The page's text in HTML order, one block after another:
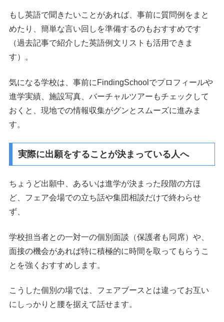
もし英語で聞きたいことがあれば、事前に質問例をまと
めたり、簡単な言い回しを準備するのもおすすめです
（過去記事で紹介した英語例文リストも活用できま
す）。
気になる学校は、事前にFindingSchoolでプロフィールや
進学実績、施設写真、バーチャルツアーもチェックして
おくと、現地での情報収集がグンとスムーズに進みま
す。
実際に出願をすることが決まっている人へ
ちょうど出願中、あるいは進学が決まった段階の方ほ
ど、フェア会場での立ち話や集団相談だけで終わらせ
ず、
学校担当者との一対一の個別面談（保護者も同席）や、
面接の機会があれば特に積極的に時間を取ってもらうこ
とを強くおすすめします。
こうした個別の場では、フェアブースとは違ってお互い
にしっかりと腰を据えて話せます。